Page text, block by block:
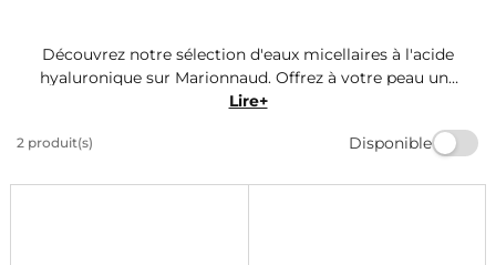
Découvrez notre sélection d'eaux micellaires à l'acide
hyaluronique sur Marionnaud. Offrez à votre peau une
hydratation intense et un nettoyage en profondeur
meilleures marques de cosmétiques pour une peau
Lire+
2 produit(s) Disponible